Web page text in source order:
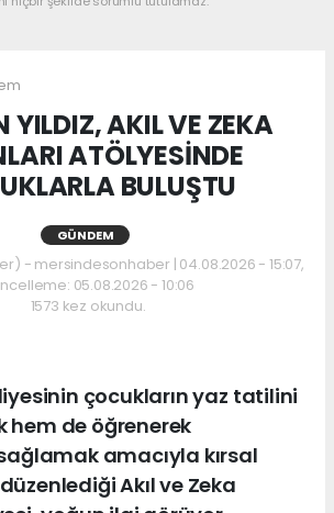
YILDIZ, AKIL VE ZEKA
ATÖLYESİNDE
BULUŞTU
GÜNDEM
- mersindesonhaber | 04.08.2026 - 15:07,
05.08.2026 - 10:06
1573 kez okundu.
çocukların yaz tatilini
hem de öğrenerek
amacıyla kırsal
Akıl ve Zeka